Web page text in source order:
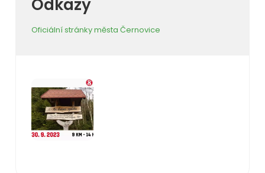
Odkazy
Oficiální stránky města Černovice